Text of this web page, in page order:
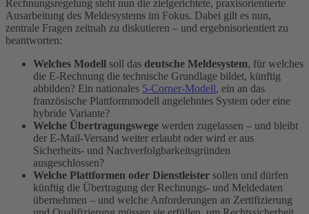
Rechnungsregelung steht nun die zielgerichtete, praxisorientierte
Ausarbeitung des Meldesystems im Fokus. Dabei gilt es nun,
zentrale Fragen zeitnah zu diskutieren – und ergebnisorientiert zu
beantworten:
Welches Modell soll das deutsche Meldesystem, für welches
die E-Rechnung die technische Grundlage bildet, künftig
abbilden? Ein nationales 5-Corner-Modell, ein an das
französische Plattformmodell angelehntes System oder eine
hybride Variante?
Welche Übertragungswege werden zugelassen – und bleibt
der E-Mail-Versand weiter erlaubt oder wird er aus
Sicherheits- und Nachverfolgbarkeitsgründen
ausgeschlossen?
Welche Plattformen oder Dienstleister sollen und dürfen
künftig die Übertragung der Rechnungs- und Meldedaten
übernehmen – und welche Anforderungen an Zertifizierung